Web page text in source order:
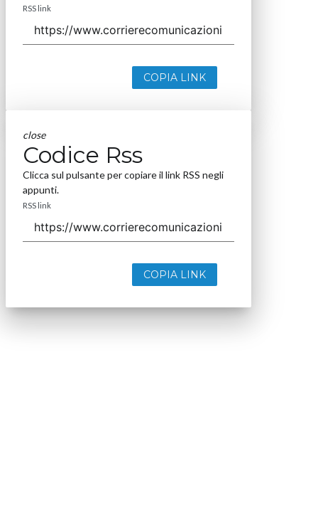
RSS link
COPIA LINK
close
Codice Rss
Clicca sul pulsante per copiare il link RSS negli
appunti.
RSS link
COPIA LINK